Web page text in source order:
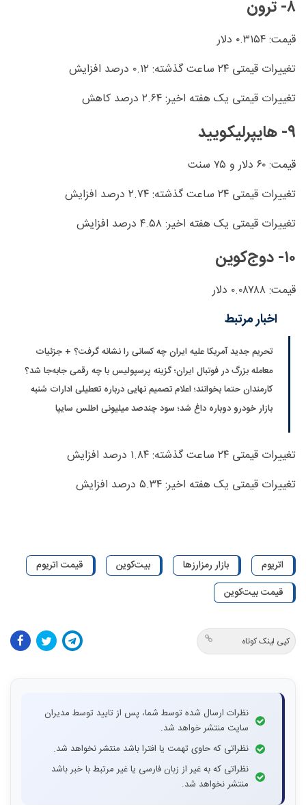
۸- ترون
قیمت: ۰.۳۱۵۴ دلار
تغییرات قیمتی ۲۴ ساعت گذشته: ۰.۱۲ درصد افزایش
تغییرات قیمتی یک هفته اخیر: ۲.۶۴ درصد کاهش
۹- هایپرلیکویید
قیمت: ۶۰ دلار و ۷۵ سنت
تغییرات قیمتی ۲۴ ساعت گذشته: ۲.۷۴ درصد افزایش
تغییرات قیمتی یک هفته اخیر: ۴.۵۸ درصد افزایش
۱۰- دوج‌کوین
قیمت: ۰.۰۸۷۸۸ دلار
اخبار مرتبط
تحریم جدید آمریکا علیه ایران چه کسانی را نشانه گرفت؟ + جزئیات
معامله بزرگ در فوتبال ایران؛ گزینه پرسپولیس با چه رقمی جابه‌جا شد؟
کارمندان حتما بخوانند؛ اعلام تصمیم نهایی درباره تعطیلی ادارات شنبه
بازار خودرو دوباره داغ شد؛ سود چندصد میلیونی اطلس سایپا
تغییرات قیمتی ۲۴ ساعت گذشته: ۱.۸۴ درصد افزایش
تغییرات قیمتی یک هفته اخیر: ۵.۳۴ درصد افزایش
اتریوم بازار رمزارزها بیت‌کوین
قیمت اتریوم
قیمت بیت‌کوین
کپی لینک کوتاه
نظرات ارسال شده توسط شما، پس از تایید توسط مدیران
سایت منتشر خواهد شد.
نظراتی که حاوی تهمت یا افترا باشد منتشر نخواهد شد.
نظراتی که به غیر از زبان فارسی یا غیر مرتبط با خبر باشد
منتشر نخواهد شد.